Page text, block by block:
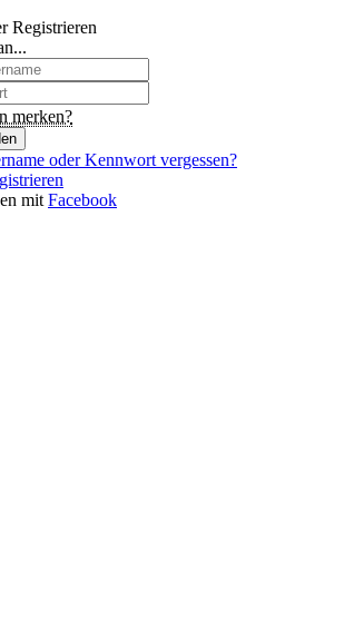
Registrieren
merken?
oder Kennwort vergessen?
mit Facebook